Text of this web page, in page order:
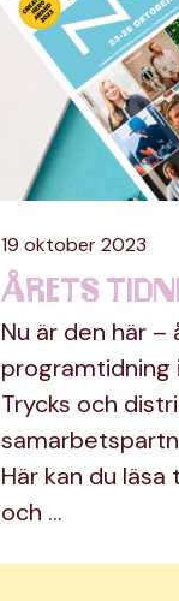
19 oktober 2023
Årets
Nu är den här –
programtidning
Trycks och
Här kan du
och …